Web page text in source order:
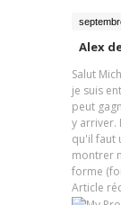
Alex
Salut
je suis
peut
y arriver.
qu'il faut
montrer
forme
Article